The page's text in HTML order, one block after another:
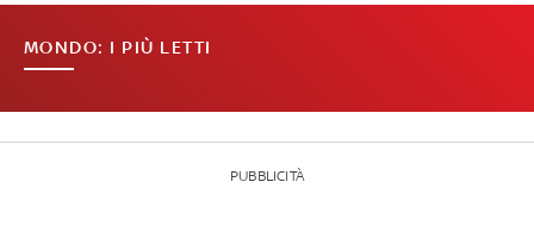
MONDO: I PIÙ LETTI
PUBBLICITÀ